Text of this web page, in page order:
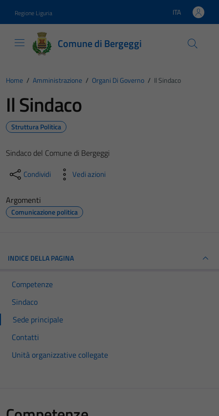
Regione Liguria Lingua attiva:
ITA
Comune di Bergeggi
Home / Amministrazione / Organi Di Governo / Il Sindaco
Il Sindaco
Struttura Politica
Sindaco del Comune di Bergeggi
Condividi Vedi azioni
Argomenti
Comunicazione politica
INDICE DELLA PAGINA
Competenze
Sindaco
Sede principale
Contatti
Unità organizzative collegate